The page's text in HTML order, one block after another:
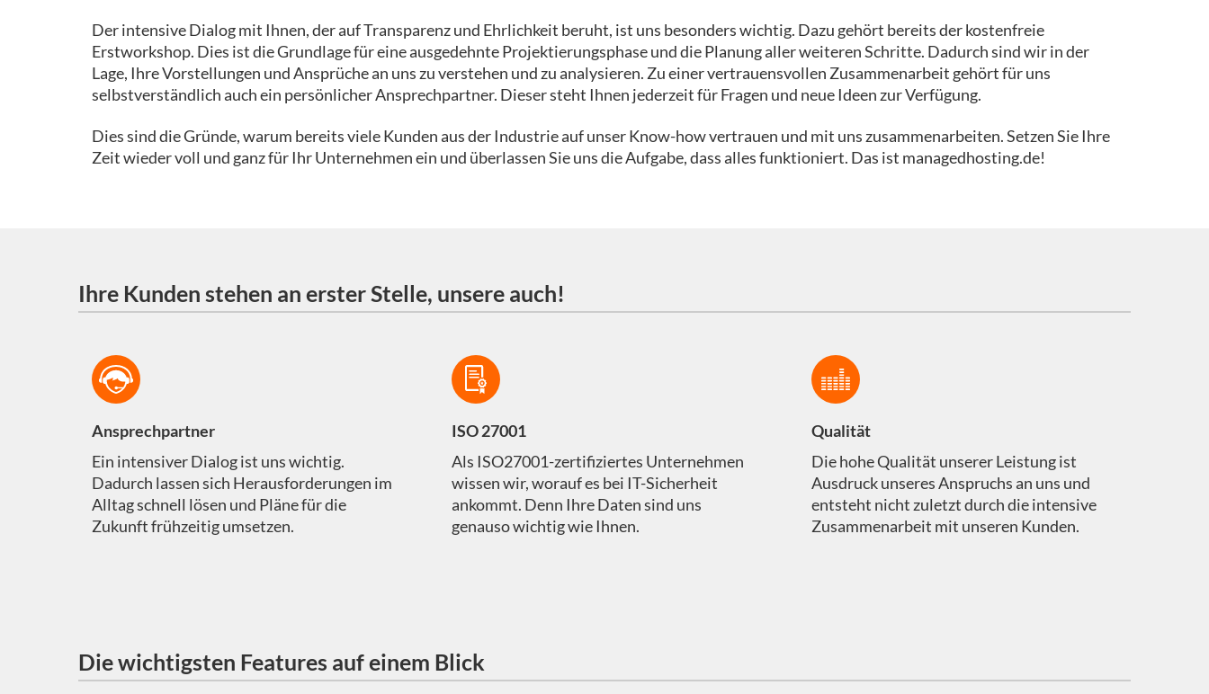
Der intensive Dialog mit Ihnen, der auf Transparenz und Ehrlichkeit beruht, ist uns besonders wichtig. Dazu gehört bereits der kostenfreie
Erstworkshop. Dies ist die Grundlage für eine ausgedehnte Projektierungsphase und die Planung aller weiteren Schritte. Dadurch sind wir in der
Lage, Ihre Vorstellungen und Ansprüche an uns zu verstehen und zu analysieren. Zu einer vertrauensvollen Zusammenarbeit gehört für uns
selbstverständlich auch ein persönlicher Ansprechpartner. Dieser steht Ihnen jederzeit für Fragen und neue Ideen zur Verfügung.
Dies sind die Gründe, warum bereits viele Kunden aus der Industrie auf unser Know-how vertrauen und mit uns zusammenarbeiten. Setzen Sie Ihre
Zeit wieder voll und ganz für Ihr Unternehmen ein und überlassen Sie uns die Aufgabe, dass alles funktioniert. Das ist managedhosting.de!
Ihre Kunden stehen an erster Stelle, unsere auch!
Ansprechpartner
Ein intensiver Dialog ist uns wichtig.
Dadurch lassen sich Herausforderungen im
Alltag schnell lösen und Pläne für die
Zukunft frühzeitig umsetzen.
ISO 27001
Als ISO27001-zertifiziertes Unternehmen
wissen wir, worauf es bei IT-Sicherheit
ankommt. Denn Ihre Daten sind uns
genauso wichtig wie Ihnen.
Qualität
Die hohe Qualität unserer Leistung ist
Ausdruck unseres Anspruchs an uns und
entsteht nicht zuletzt durch die intensive
Zusammenarbeit mit unseren Kunden.
Die wichtigsten Features auf einem Blick